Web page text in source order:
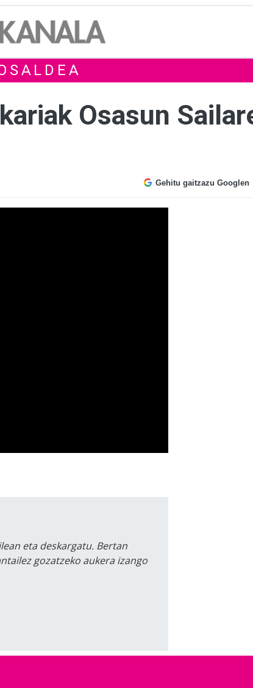
Osasun
Gehitu gaitzazu Googlen
eta deskargatu. Bertan
gozatzeko aukera izango